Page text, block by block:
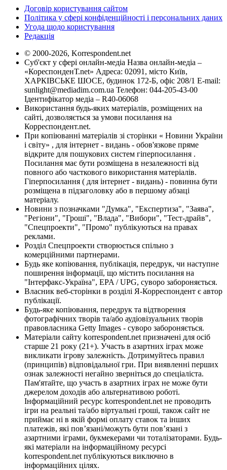
Договір користування сайтом
Політика у сфері конфіденційності і персональних даних
Угода щодо користування
Редакція
© 2000-2026, Korrespondent.net
Суб'єкт у сфері онлайн-медіа Назва онлайн-медіа –
«КореспонденТ.net» Адреса: 02091, місто Київ,
ХАРКІВСЬКЕ ШОСЕ, будинок 172-Б, офіс 208/1 E-mail:
sunlight@mediadim.com.ua Телефон: 044-205-43-00
Ідентифікатор медіа – R40-06068
Використання будь-яких матеріалів, розміщених на
сайті, дозволяється за умови посилання на
Корреспондент.net.
При копіюванні матеріалів зі сторінки « Новини України
і світу» , для інтернет - видань - обов'язкове пряме
відкрите для пошукових систем гіперпосилання .
Посилання має бути розміщена в незалежності від
повного або часткового використання матеріалів.
Гіперпосилання ( для інтернет - видань) - повинна бути
розміщена в підзаголовку або в першому абзаці
матеріалу.
Новини з позначками "Думка", "Експертиза", "Заява",
"Регіони", "Гроші", "Влада", "Вибори", "Тест-драйв",
"Спецпроекти", "Промо" публікуються на правах
реклами.
Розділ Спецпроекти створюється спільно з
комерційними партнерами.
Будь яке копіювання, публікація, передрук, чи наступне
поширення інформації, що містить посилання на
"Інтерфакс-Україна", EPA / UPG, суворо забороняється.
Власник веб-сторінки в розділі Я-Корреспондент є автор
публікації.
Будь-яке копіювання, передрук та відтворення
фотографічних творів та/або аудіовізуальних творів
правовласника Getty Images - суворо забороняється.
Матеріали сайту korrespondent.net призначені для осіб
старше 21 року (21+). Участь в азартних іграх може
викликати ігрову залежність. Дотримуйтесь правил
(принципів) відповідальної гри. При виявленні перших
ознак залежності негайно зверніться до спеціаліста.
Пам'ятайте, що участь в азартних іграх не може бути
джерелом доходів або альтернативою роботі.
Інформаційний ресурс korrespondent.net не проводить
ігри на реальні та/або віртуальні гроші, також сайт не
приймає ні в якій формі оплату ставок та інших
платежів, які пов’язані/можуть бути пов’язані з
азартними іграми, букмекерами чи тоталізаторами. Будь-
які матеріали на інформаційному ресурсі
korrespondent.net публікуються виключно в
інформаційних цілях.